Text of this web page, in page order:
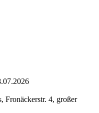
Fronäckerstr. 4, großer